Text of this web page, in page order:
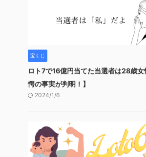
宝くじ
ロト7で16億円当てた当選者は28歳女
愕の事実が判明！】
2024/1/6